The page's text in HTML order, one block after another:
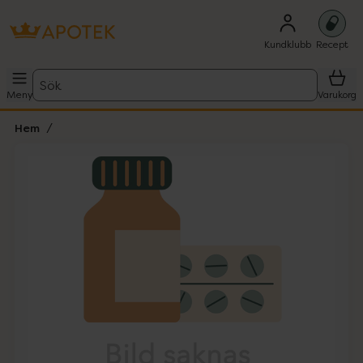
Kundklubb Recept
Meny
Sök
Varukorg
Hem
Lista: . Innehåller 1 objekt.